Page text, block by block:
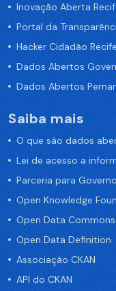
Inovação Aberta
Portal da
Hacker Cidadão Recife
Dados Abertos
Dados Abertos
Saiba mais
O que são dados
Lei de acesso a
Parceria para
Open Knowledge
Open Data Commons
Open Data Definition
Associação CKAN
API do CKAN